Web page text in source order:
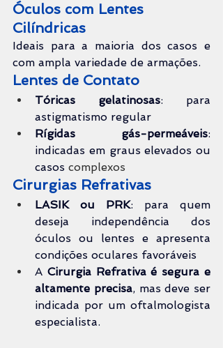
Óculos com Lentes
Cilíndricas
Ideais para a maioria dos casos e
com ampla variedade de armações.
Lentes de Contato
Tóricas gelatinosas: para
astigmatismo regular
Rígidas gás-permeáveis:
indicadas em graus elevados ou
casos complexos
Cirurgias Refrativas
LASIK ou PRK: para quem
deseja independência dos
óculos ou lentes e apresenta
condições oculares favoráveis
A Cirurgia Refrativa é segura e
altamente precisa, mas deve ser
indicada por um oftalmologista
especialista.